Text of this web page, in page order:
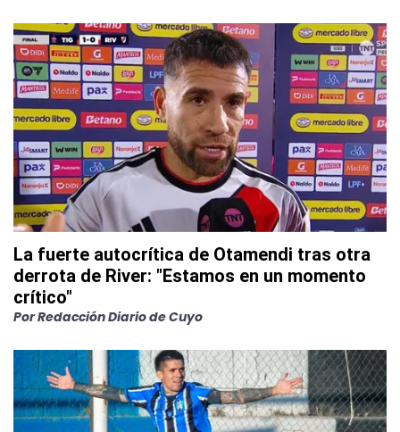
La fuerte autocrítica de Otamendi tras otra
derrota de River: "Estamos en un momento
crítico"
PorRedacción Diario de Cuyo